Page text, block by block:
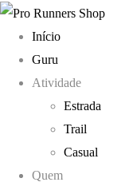
Início
Guru
Atividade
Estrada
Trail
Casual
Quem